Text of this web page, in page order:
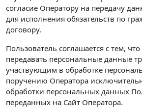
согласие Оператору на передачу
для исполнения обязательств по
договору.
Пользователь соглашается с тем,
передавать персональные данные
участвующим в обработке
поручению Оператора
обработки персональных данных
переданных на Сайт Оператора.